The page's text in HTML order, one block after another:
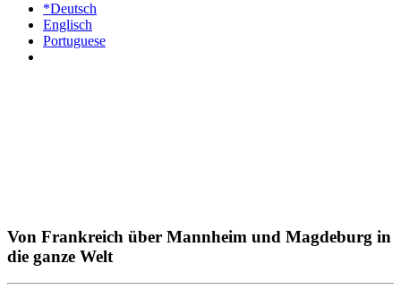
*Deutsch
Englisch
Portuguese
Von Frankreich über Mannheim und Magdeburg in
die ganze Welt